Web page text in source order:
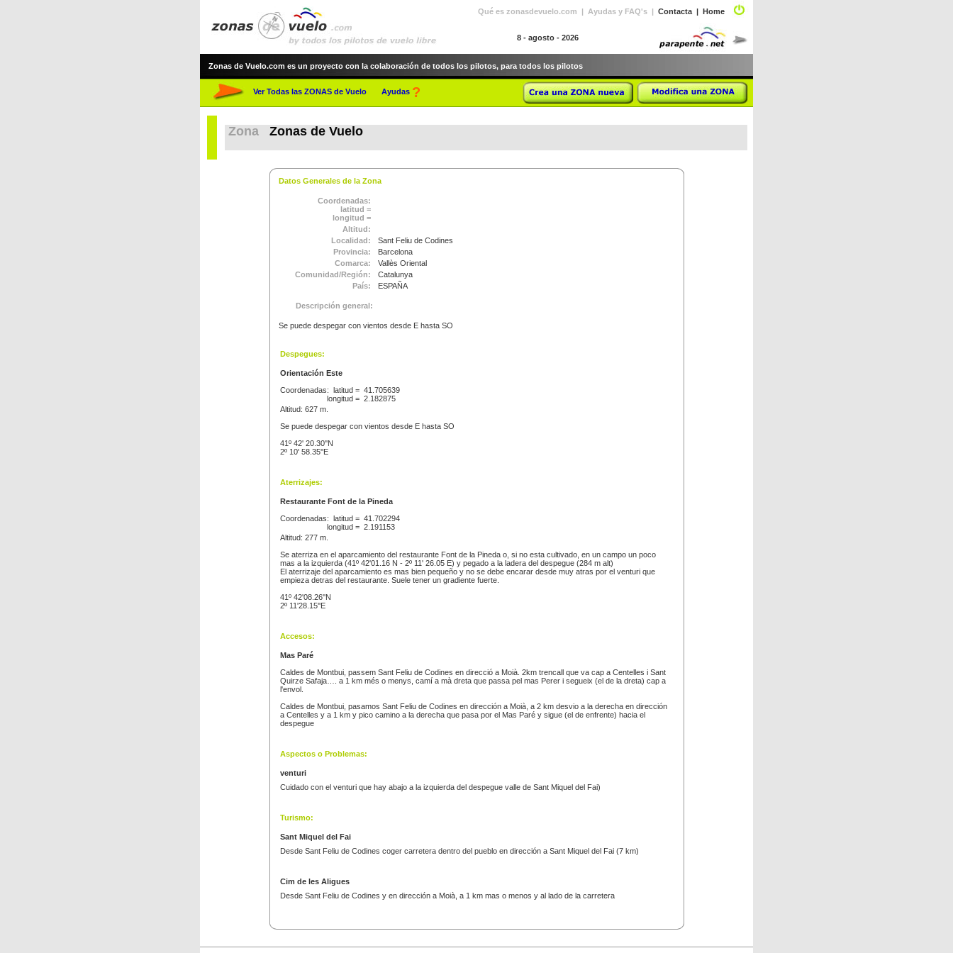
Qué es zonasdevuelo.com | Ayudas y FAQ's | Contacta | Home
8 - agosto - 2026
Zonas de Vuelo.com es un proyecto con la colaboración de todos los pilotos, para todos los pilotos
Ver Todas las ZONAS de Vuelo Ayudas ?
Zona Zonas de Vuelo
Datos Generales de la Zona
Coordenadas:
latitud =
longitud =
Altitud:
Localidad:
Sant Feliu de Codines
Provincia:
Barcelona
Comarca:
Vallès Oriental
Comunidad/Región:
Catalunya
País:
ESPAÑA
Descripción general:
Se puede despegar con vientos desde E hasta SO
Despegues:
Orientación Este
Coordenadas: latitud =
longitud =
41.705639
2.182875
Altitud: 627 m.
Se puede despegar con vientos desde E hasta SO
41º 42' 20.30''N
2º 10' 58.35''E
Aterrizajes:
Restaurante Font de la Pineda
Coordenadas: latitud =
longitud =
41.702294
2.191153
Altitud: 277 m.
Se aterriza en el aparcamiento del restaurante Font de la Pineda o, si no esta cultivado, en un campo un poco
mas a la izquierda (41º 42'01.16 N - 2º 11' 26.05 E) y pegado a la ladera del despegue (284 m alt)
El aterrizaje del aparcamiento es mas bien pequeño y no se debe encarar desde muy atras por el venturi que
empieza detras del restaurante. Suele tener un gradiente fuerte.
41º 42'08.26''N
2º 11'28.15''E
Accesos:
Mas Paré
Caldes de Montbui, passem Sant Feliu de Codines en direcció a Moià. 2km trencall que va cap a Centelles i Sant
Quirze Safaja…. a 1 km més o menys, camí a mà dreta que passa pel mas Perer i segueix (el de la dreta) cap a
l'envol.
Caldes de Montbui, pasamos Sant Feliu de Codines en dirección a Moià, a 2 km desvio a la derecha en dirección
a Centelles y a 1 km y pico camino a la derecha que pasa por el Mas Paré y sigue (el de enfrente) hacia el
despegue
Aspectos o Problemas:
venturi
Cuidado con el venturi que hay abajo a la izquierda del despegue valle de Sant Miquel del Fai)
Turismo:
Sant Miquel del Fai
Desde Sant Feliu de Codines coger carretera dentro del pueblo en dirección a Sant Miquel del Fai (7 km)
Cim de les Aligues
Desde Sant Feliu de Codines y en dirección a Moià, a 1 km mas o menos y al lado de la carretera